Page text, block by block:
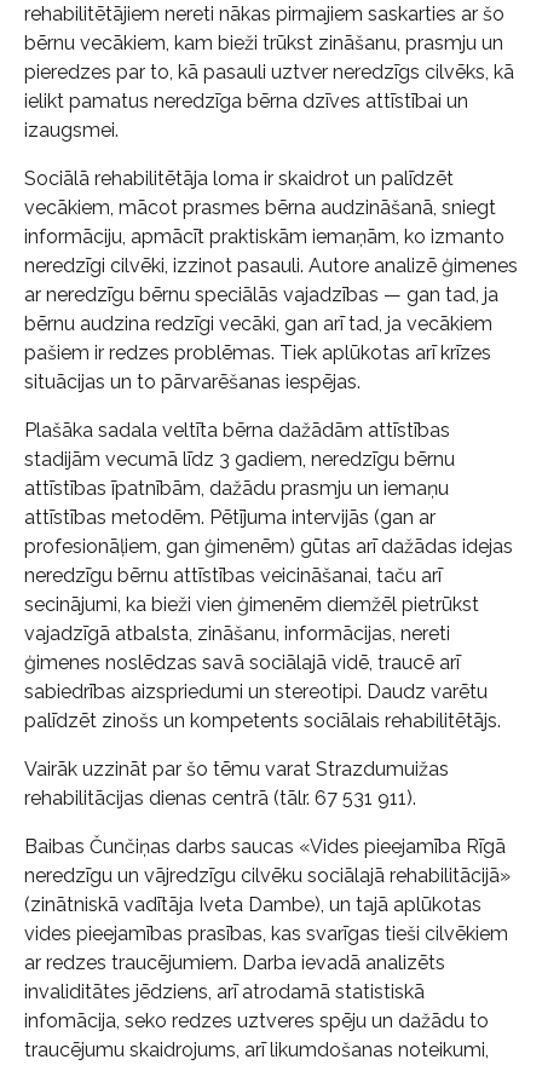
rehabilitētājiem nereti nākas pirmajiem saskarties ar šo
bērnu vecākiem, kam bieži trūkst zināšanu, prasmju un
pieredzes par to, kā pasauli uztver neredzīgs cilvēks, kā
ielikt pamatus neredzīga bērna dzīves attīstībai un
izaugsmei.
Sociālā rehabilitētāja loma ir skaidrot un palīdzēt
vecākiem, mācot prasmes bērna audzināšanā, sniegt
informāciju, apmācīt praktiskām iemaņām, ko izmanto
neredzīgi cilvēki, izzinot pasauli. Autore analizē ģimenes
ar neredzīgu bērnu speciālās vajadzības — gan tad, ja
bērnu audzina redzīgi vecāki, gan arī tad, ja vecākiem
pašiem ir redzes problēmas. Tiek aplūkotas arī krīzes
situācijas un to pārvarēšanas iespējas.
Plašāka sadala veltīta bērna dažādām attīstības
stadijām vecumā līdz 3 gadiem, neredzīgu bērnu
attīstības īpatnībām, dažādu prasmju un iemaņu
attīstības metodēm. Pētījuma intervijās (gan ar
profesionāļiem, gan ģimenēm) gūtas arī dažādas idejas
neredzīgu bērnu attīstības veicināšanai, taču arī
secinājumi, ka bieži vien ģimenēm diemžēl pietrūkst
vajadzīgā atbalsta, zināšanu, informācijas, nereti
ģimenes noslēdzas savā sociālajā vidē, traucē arī
sabiedrības aizspriedumi un stereotipi. Daudz varētu
palīdzēt zinošs un kompetents sociālais rehabilitētājs.
Vairāk uzzināt par šo tēmu varat Strazdumuižas
rehabilitācijas dienas centrā (tālr. 67 531 911).
Baibas Čunčiņas darbs saucas «Vides pieejamība Rīgā
neredzīgu un vājredzīgu cilvēku sociālajā rehabilitācijā»
(zinātniskā vadītāja Iveta Dambe), un tajā aplūkotas
vides pieejamības prasības, kas svarīgas tieši cilvēkiem
ar redzes traucējumiem. Darba ievadā analizēts
invaliditātes jēdziens, arī atrodamā statistiskā
infomācija, seko redzes uztveres spēju un dažādu to
traucējumu skaidrojums, arī likumdošanas noteikumi,